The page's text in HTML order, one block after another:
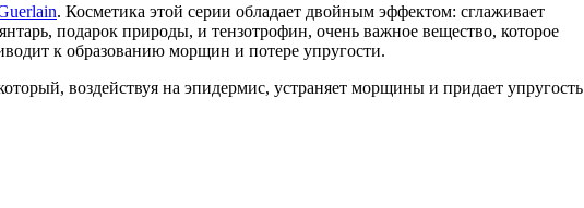
. Косметика этой серии обладает двойным эффектом: сглаживает
подарок природы, и тензотрофин, очень важное вещество, которое
к образованию морщин и потере упругости.
воздействуя на эпидермис, устраняет морщины и придает упругость